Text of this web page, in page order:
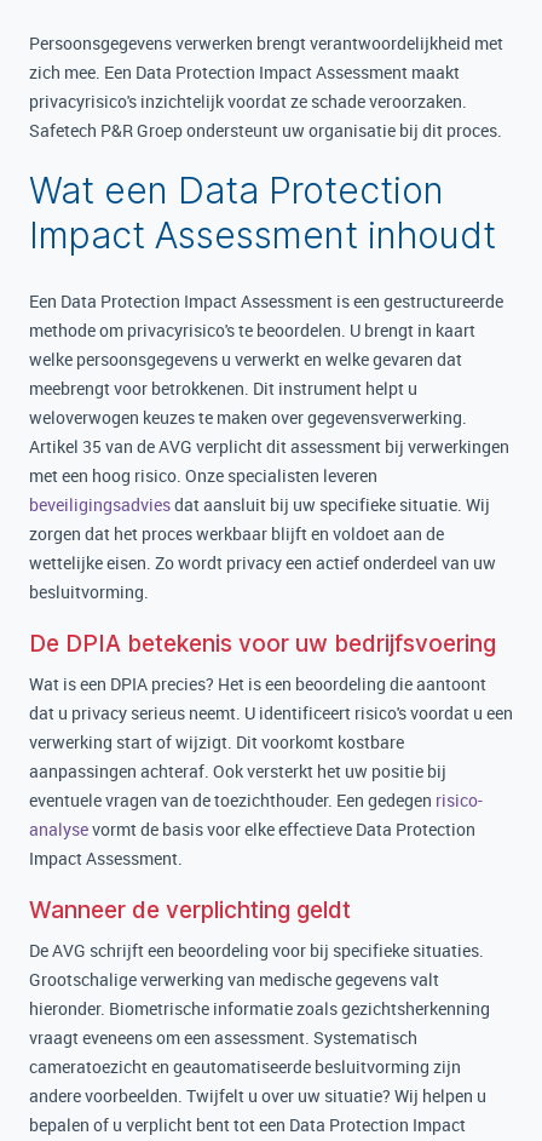
Persoonsgegevens verwerken brengt verantwoordelijkheid met
zich mee. Een Data Protection Impact Assessment maakt
privacyrisico's inzichtelijk voordat ze schade veroorzaken.
Safetech P&R Groep ondersteunt uw organisatie bij dit proces.
Wat een Data Protection
Impact Assessment inhoudt
Een Data Protection Impact Assessment is een gestructureerde
methode om privacyrisico's te beoordelen. U brengt in kaart
welke persoonsgegevens u verwerkt en welke gevaren dat
meebrengt voor betrokkenen. Dit instrument helpt u
weloverwogen keuzes te maken over gegevensverwerking.
Artikel 35 van de AVG verplicht dit assessment bij verwerkingen
met een hoog risico. Onze specialisten leveren
beveiligingsadviesdat aansluit bij uw specifieke situatie. Wij
zorgen dat het proces werkbaar blijft en voldoet aan de
wettelijke eisen. Zo wordt privacy een actief onderdeel van uw
besluitvorming.
De DPIA betekenis voor uw bedrijfsvoering
Wat is een DPIA precies? Het is een beoordeling die aantoont
dat u privacy serieus neemt. U identificeert risico's voordat u een
verwerking start of wijzigt. Dit voorkomt kostbare
aanpassingen achteraf. Ook versterkt het uw positie bij
eventuele vragen van de toezichthouder. Een gedegen risico-
analysevormt de basis voor elke effectieve Data Protection
Impact Assessment.
Wanneer de verplichting geldt
De AVG schrijft een beoordeling voor bij specifieke situaties.
Grootschalige verwerking van medische gegevens valt
hieronder. Biometrische informatie zoals gezichtsherkenning
vraagt eveneens om een assessment. Systematisch
cameratoezicht en geautomatiseerde besluitvorming zijn
andere voorbeelden. Twijfelt u over uw situatie? Wij helpen u
bepalen of u verplicht bent tot een Data Protection Impact